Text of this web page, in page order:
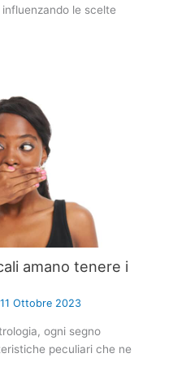
le scelte
amano tenere i
11 Ottobre 2023
ogni segno
peculiari che ne